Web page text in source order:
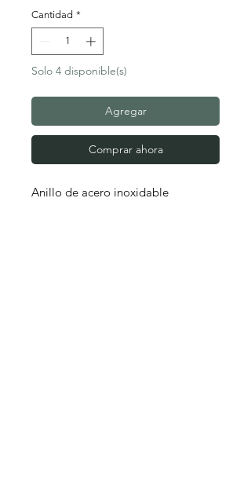
Cantidad *
Solo 4 disponible(s)
Agregar
Comprar ahora
Anillo de acero inoxidable